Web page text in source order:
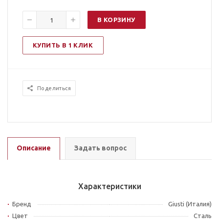
В КОРЗИНУ
КУПИТЬ В 1 КЛИК
Поделиться
Описание Задать вопрос
Характеристики
Бренд
Giusti (Италия)
Цвет
Сталь